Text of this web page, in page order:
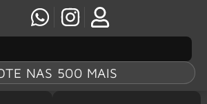
NAS 500 MAIS